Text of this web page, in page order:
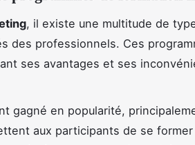
, il existe une multitude de
des professionnels. Ces
ses avantages et ses
gagné en popularité,
aux participants de se